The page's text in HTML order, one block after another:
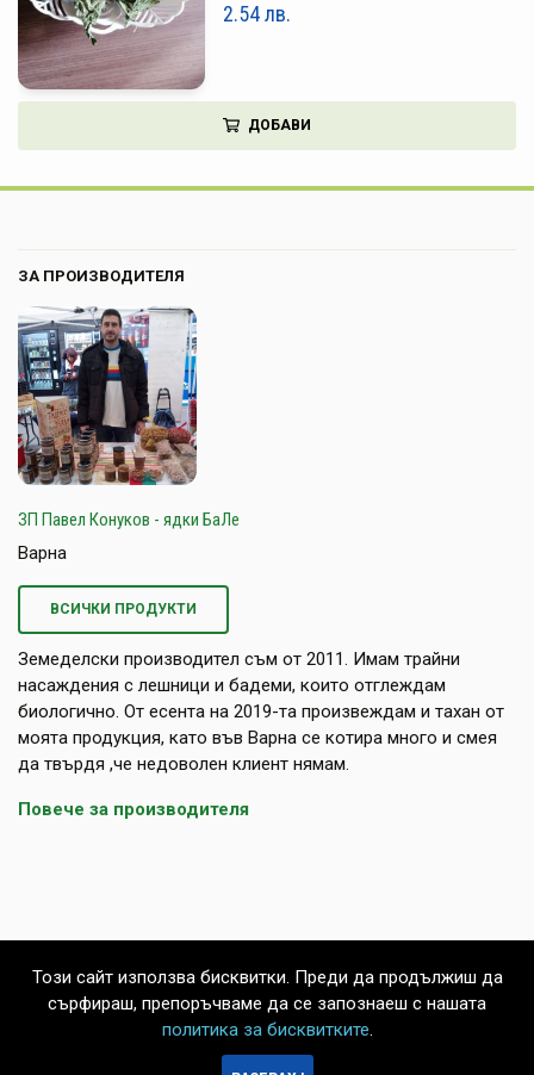
2.54 лв.
ДОБАВИ
ЗА ПРОИЗВОДИТЕЛЯ
ЗП Павел Конуков - ядки БаЛе
Варна
ВСИЧКИ ПРОДУКТИ
Земеделски производител съм от 2011. Имам трайни
насаждения с лешници и бадеми, които отглеждам
биологично. От есента на 2019-та произвеждам и тахан от
моята продукция, като във Варна се котира много и смея
да твърдя ,че недоволен клиент нямам.
Повече за производителя
Този сайт използва бисквитки. Преди да продължиш да
сърфираш, препоръчваме да се запознаеш с нашата
политика за бисквитките.